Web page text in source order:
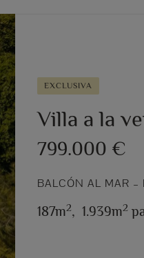
EXCLUSIVA
Villa a la
799.000 €
BALCÓN AL MAR –
187m2, 1.939m2